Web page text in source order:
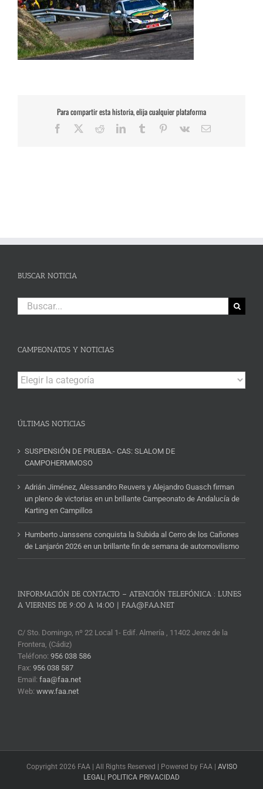
Para compartir esta historia, elija cualquier plataforma
Facebook RedditLinkedInTumblr Pinterest
Vk
Correo
BUSCAR NOTICIA
Buscar:
CAMPEONATOS Y NOTICIAS
Campeonatos
y
ÚLTIMAS NOTICIAS
SUSPENSIÓN DE PRUEBA.- CAS: SLALOM DE
CAMPOHERMMOSO
Adrián Jiménez, Alessandro Reuvers y Alejandro Guasch firman
un pleno de victorias en un brillante Campeonato de Andalucía de
Karting en Campillos
Humberto Janssens conquista la Subida al Cerro de los Cañones
de Lanjarón 2026 en un brillante fin de semana de automovilismo
INFORMACIÓN DE CONTACTO – ATENCIÓN TELEFÓNICA : LUNES
A VIERNES DE 9:00 A 14:00 | FAA@FAA.NET
C/ Sto. Domingo, nº 22 Local 1- Edif. Almería , 11402 Jerez de la
Frontera, (Cádiz)
Teléfono: 956 038 586
Fax: 956 038 587
Email: faa@faa.net
Web: www.faa.net
Copyright 2026 FAA | All Rights Reserved | Powered by FAA | AVISO
LEGAL | POLITICA PRIVACIDAD